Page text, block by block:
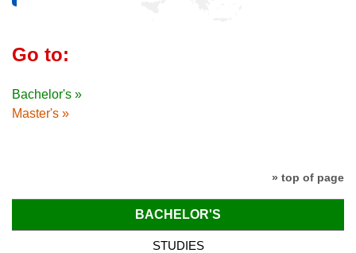
Go to:
Bachelor's »
Master's »
» top of page
BACHELOR'S
STUDIES